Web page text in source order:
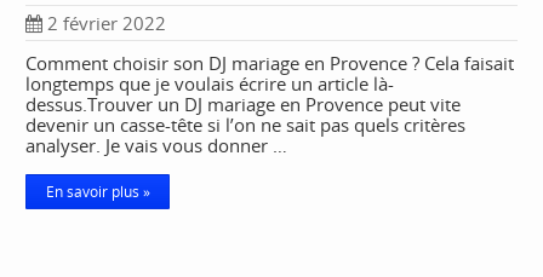
2 février 2022
Comment choisir son DJ mariage en Provence ? Cela faisait
longtemps que je voulais écrire un article là-
dessus.Trouver un DJ mariage en Provence peut vite
devenir un casse-tête si l’on ne sait pas quels critères
analyser. Je vais vous donner …
En savoir plus »